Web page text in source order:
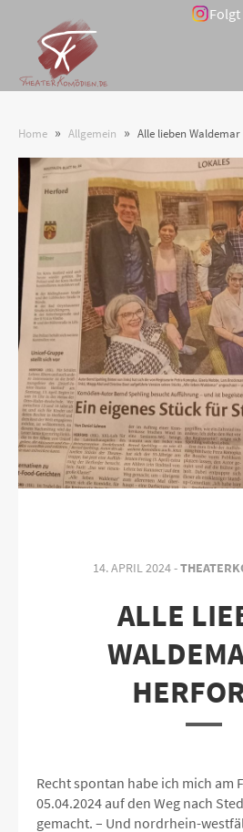
Home » Allgemein » Alle lieben
14. APRIL 2024 -
ALLE
Recht spontan habe ich mich am
05.04.2024 auf den Weg nach
gemacht. – Und nordrhein-